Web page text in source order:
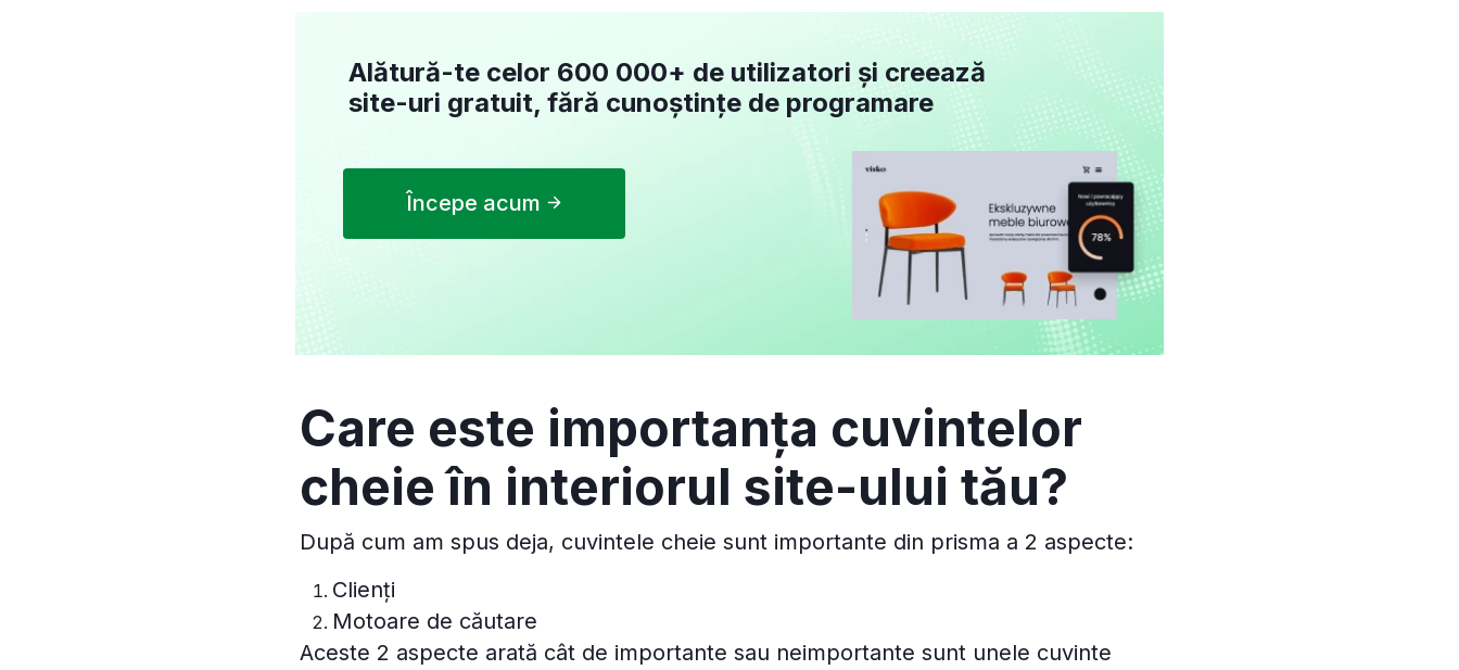
Alătură-te celor 600 000+ de utilizatori și creează
site-uri gratuit, fără cunoștințe de programare
Începe acum
Care este importanța cuvintelor
cheie în interiorul site-ului tău?
După cum am spus deja, cuvintele cheie sunt importante din prisma a 2 aspecte:
Clienți
Motoare de căutare
Aceste 2 aspecte arată cât de importante sau neimportante sunt unele cuvinte